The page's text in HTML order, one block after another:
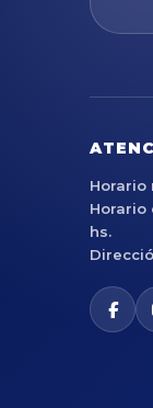
Horario
Horario
hs.